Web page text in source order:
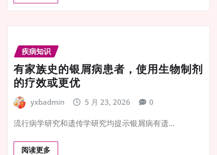
疾病知识
有家族史的银屑病患者，使用生物制剂
的疗效或更优
yxbadmin 5 月 23, 2026 0
流行病学研究和遗传学研究均提示银屑病有遗…
阅读更多